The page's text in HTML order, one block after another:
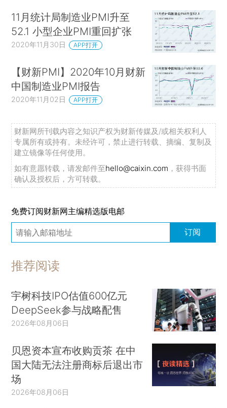
11月统计局制造业PMI升至
52.1 小型企业PMI重回扩张
2020年11月30日 APP打开
【财新PMI】2020年10月财新
中国制造业PMI报告
2020年11月02日 APP打开
财新网所刊载内容之知识产权为财新传媒及/或相关权利人
专属所有或持有。未经许可，禁止进行转载、摘编、复制及
建立镜像等任何使用。
如有意愿转载，请发邮件至hello@caixin.com ，获得书面
确认及授权后，方可转载。
免费订阅财新网主编精选版电邮
订阅
推荐阅读
宇树科技IPO估值600亿元
DeepSeek参与战略配售
2026年08月06日
贝恩资本宣布收购贡茶 在中
国大陆无法注册商标后退出市
场
2026年08月06日